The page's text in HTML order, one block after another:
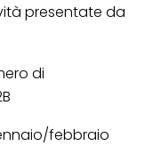
presentate da
di
febbraio